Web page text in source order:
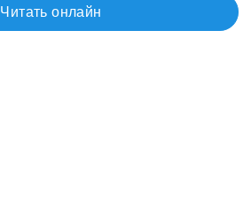
Читать онлайн